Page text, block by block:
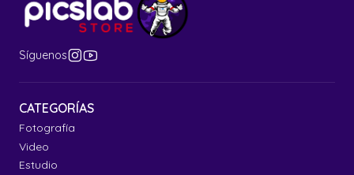
Síguenos
CATEGORÍAS
Fotografía
Video
Estudio